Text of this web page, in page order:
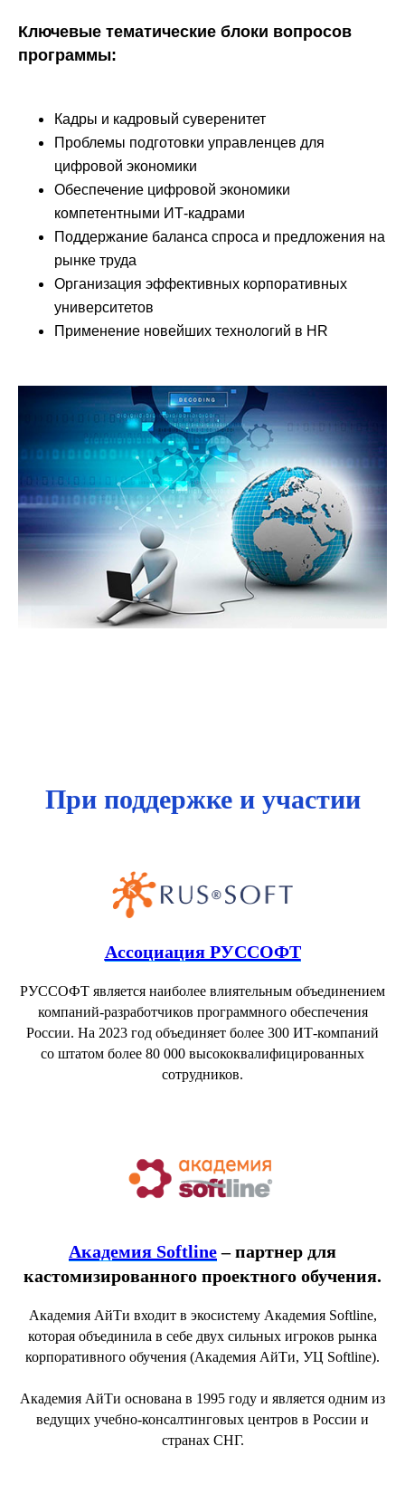
Ключевые тематические блоки вопросов
программы:
Кадры и кадровый суверенитет
Проблемы подготовки управленцев для
цифровой экономики
Обеспечение цифровой экономики
компетентными ИТ-кадрами
Поддержание баланса спроса и предложения на
рынке труда
Организация эффективных корпоративных
университетов
Применение новейших технологий в HR
При поддержке и участии
Ассоциация РУССОФТ
РУССОФТ является наиболее влиятельным объединением
компаний-разработчиков программного обеспечения
России. На 2023 год объединяет более 300 ИТ-компаний
со штатом более 80 000 высококвалифицированных
сотрудников.
Академия Softline–партнер для
кастомизированного проектного обучения.
Академия АйТи входит в экосистему Академия Softline,
которая объединила в себе двух сильных игроков рынка
корпоративного обучения (Академия АйТи, УЦ Softline).
Академия АйТи основана в 1995 году и является одним из
ведущих учебно-консалтинговых центров в России и
странах СНГ.